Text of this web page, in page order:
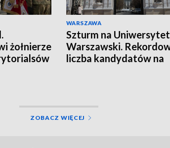
żołnierze
WARSZAWA
Szturm na Uniwersytet
Warszawski.
liczba kandydatów na
ZOBACZ WIĘCEJ